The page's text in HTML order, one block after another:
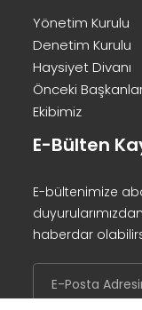
Yönetim Kurulu
Denetim Kurulu
Haysiyet Divanı
Önceki
Ekibimiz
E-Bülten
E-bültenimize
haberdar